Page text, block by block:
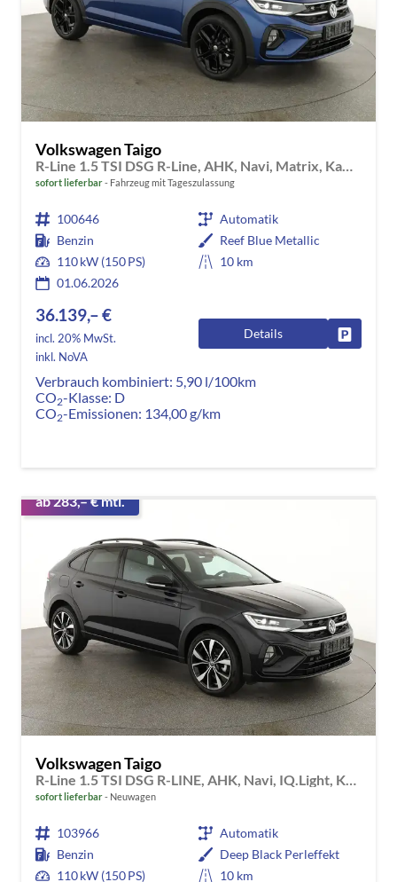
Volkswagen Taigo
sofort lieferbar Fahrzeug mit Tageszulassung
100646
Automatik
Benzin
Reef Blue Metallic
110 kW (150 PS)
10 km
01.06.2026
36.139,– €
incl. 20% MwSt.
inkl. NoVA
Details
Verbrauch kombiniert: 5,90 l/100km
CO2-Klasse: D
CO2-Emissionen: 134,00 g/km
ab 283,– € mtl.
Volkswagen Taigo
R-Line 1.5 TSI DSG R-LINE, AHK, Navi, IQ.Light, Kamera, ACC, Winter
sofort lieferbar Neuwagen
103966
Automatik
Benzin
Deep Black Perleffekt
110 kW (150 PS)
10 km